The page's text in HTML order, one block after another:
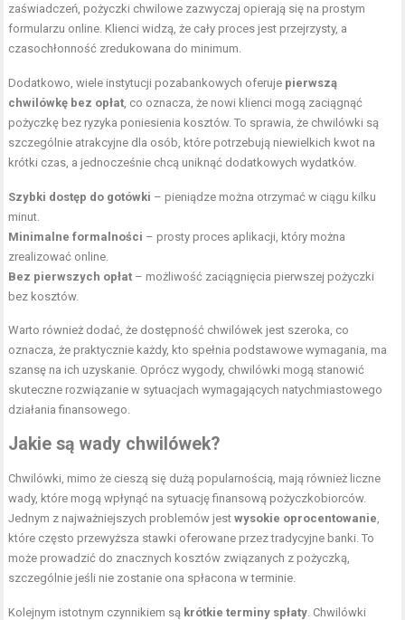
zaświadczeń, pożyczki chwilowe zazwyczaj opierają się na prostym
formularzu online. Klienci widzą, że cały proces jest przejrzysty, a
czasochłonność zredukowana do minimum.
Dodatkowo, wiele instytucji pozabankowych oferuje pierwszą
chwilówkę bez opłat , co oznacza, że nowi klienci mogą zaciągnąć
pożyczkę bez ryzyka poniesienia kosztów. To sprawia, że chwilówki są
szczególnie atrakcyjne dla osób, które potrzebują niewielkich kwot na
krótki czas, a jednocześnie chcą uniknąć dodatkowych wydatków.
Szybki dostęp do gotówki – pieniądze można otrzymać w ciągu kilku
minut.
Minimalne formalności – prosty proces aplikacji, który można
zrealizować online.
Bez pierwszych opłat – możliwość zaciągnięcia pierwszej pożyczki
bez kosztów.
Warto również dodać, że dostępność chwilówek jest szeroka, co
oznacza, że praktycznie każdy, kto spełnia podstawowe wymagania, ma
szansę na ich uzyskanie. Oprócz wygody, chwilówki mogą stanowić
skuteczne rozwiązanie w sytuacjach wymagających natychmiastowego
działania finansowego.
Jakie są wady chwilówek?
Chwilówki, mimo że cieszą się dużą popularnością, mają również liczne
wady, które mogą wpłynąć na sytuację finansową pożyczkobiorców.
Jednym z najważniejszych problemów jestwysokie oprocentowanie
które często przewyższa stawki oferowane przez tradycyjne banki. To
może prowadzić do znacznych kosztów związanych z pożyczką,
szczególnie jeśli nie zostanie ona spłacona w terminie.
Kolejnym istotnym czynnikiem są krótkie terminy spłaty . Chwilówki